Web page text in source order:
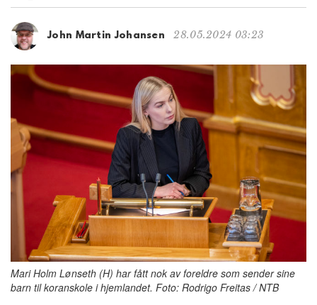
John Martin Johansen 28.05.2024 03:23
Mari Holm Lønseth (H) har fått nok av foreldre som sender sine
barn til koranskole i hjemlandet. Foto: Rodrigo Freitas / NTB